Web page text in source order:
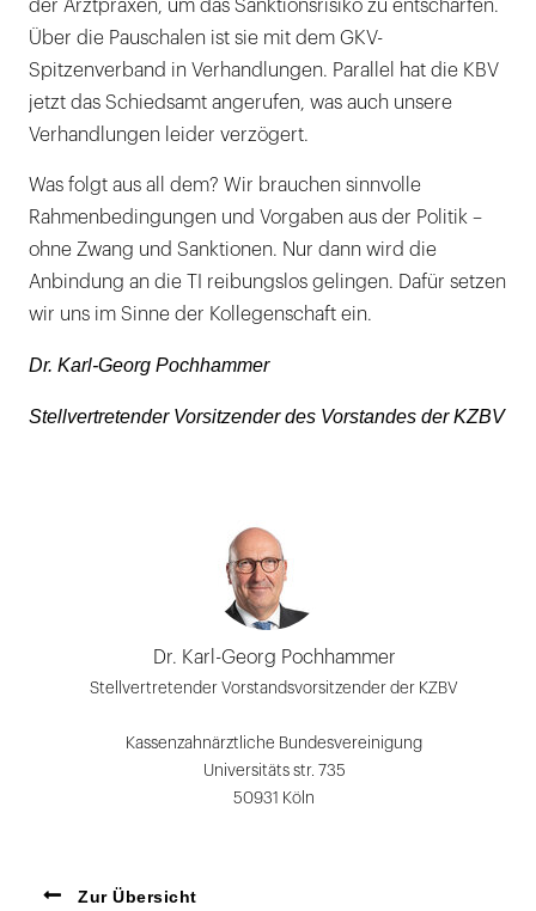
der Arztpraxen, um das Sanktionsrisiko zu entschärfen.
Über die Pauschalen ist sie mit dem GKV-
Spitzenverband in Verhandlungen. Parallel hat die KBV
jetzt das Schiedsamt angerufen, was auch unsere
Verhandlungen leider verzögert.
Was folgt aus all dem? Wir brauchen sinnvolle
Rahmenbedingungen und Vorgaben aus der Politik –
ohne Zwang und Sanktionen. Nur dann wird die
Anbindung an die TI reibungslos gelingen. Dafür setzen
wir uns im Sinne der Kollegenschaft ein.
Dr. Karl-Georg Pochhammer
Stellvertretender Vorsitzender des Vorstandes der KZBV
Dr. Karl-Georg Pochhammer
Stellvertretender Vorstandsvorsitzender der KZBV
Kassenzahnärztliche Bundesvereinigung
Universitäts str. 735
50931 Köln
Zur Übersicht